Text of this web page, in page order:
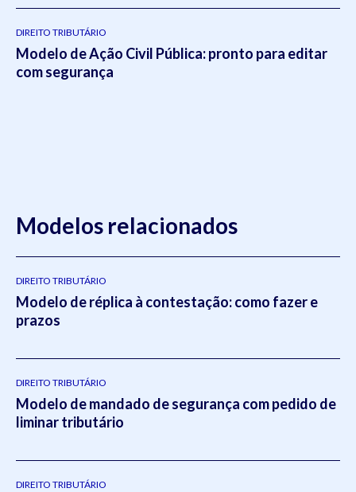
DIREITO TRIBUTÁRIO
Modelo de Ação Civil Pública: pronto para editar
com segurança
Modelos relacionados
DIREITO TRIBUTÁRIO
Modelo de réplica à contestação: como fazer e
prazos
DIREITO TRIBUTÁRIO
Modelo de mandado de segurança com pedido de
liminar tributário
DIREITO TRIBUTÁRIO